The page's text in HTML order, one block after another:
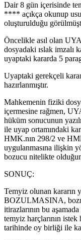
Dair 8 gün içerisinde
**** açıkça okunup
oluşturulduğu
Öncelikle asıl olan
dosyadaki ıslak imzalı
uyaptaki kararda 5
Uyaptaki gerekçeli
hazırlanmıştır.
Mahkemenin fiziki
içermesine rağmen,
hüküm sonucunun
ile uyap ortamındaki
HMK.nın 298/2 ve
uygulanmasına ilişkin
bozucu nitelikte
SONUÇ:
Temyiz olunan kararın
BOZULMASINA,
itirazlarının bu
temyiz harçlarının
tarihinde oy birliği ile